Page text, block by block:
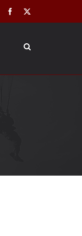
Facebook